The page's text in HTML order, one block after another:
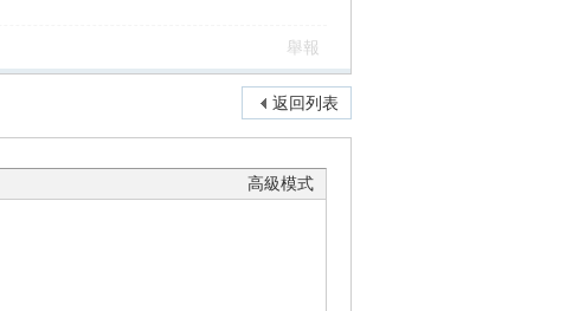
舉報
返回列表
高級模式